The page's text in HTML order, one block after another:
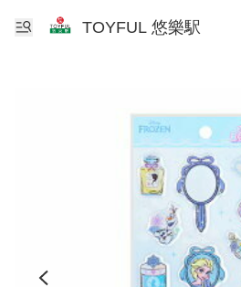
TOYFUL 悠樂駅